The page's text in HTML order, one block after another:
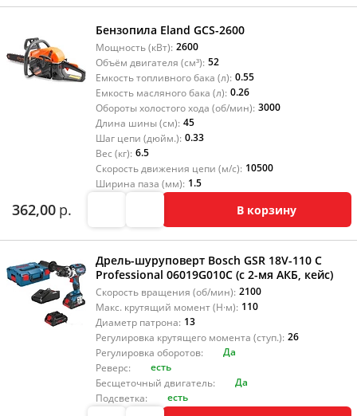
Бензопила Eland GCS-2600
Мощность (кВт): 2600
Объём двигателя (см³): 52
Емкость топливного бака (л): 0.55
Емкость масляного бака (л): 0.26
Обороты холостого хода (об/мин): 3000
Длина шины (см): 45
Шаг цепи (дюйм.): 0.33
Вес (кг): 6.5
Скорость движения цепи (м/с): 10500
Ширина паза (мм): 1.5
362,00 р. В корзину
Дрель-шуруповерт Bosch GSR 18V-110 C
Professional 06019G010C (с 2-мя АКБ, кейс)
Скорость вращения (об/мин): 2100
Макс. крутящий момент (Н·м): 110
Диаметр патрона: 13
Регулировка крутящего момента (ступ.): 26
Регулировка оборотов:
Да
Реверс:
есть
Бесщеточный двигатель:
Да
Подсветка:
есть